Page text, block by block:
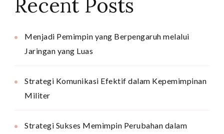
Menjadi Pemimpin yang Berpengaruh melalui
Jaringan yang Luas
Strategi Komunikasi Efektif dalam Kepemimpinan
Militer
Strategi Sukses Memimpin Perubahan dalam